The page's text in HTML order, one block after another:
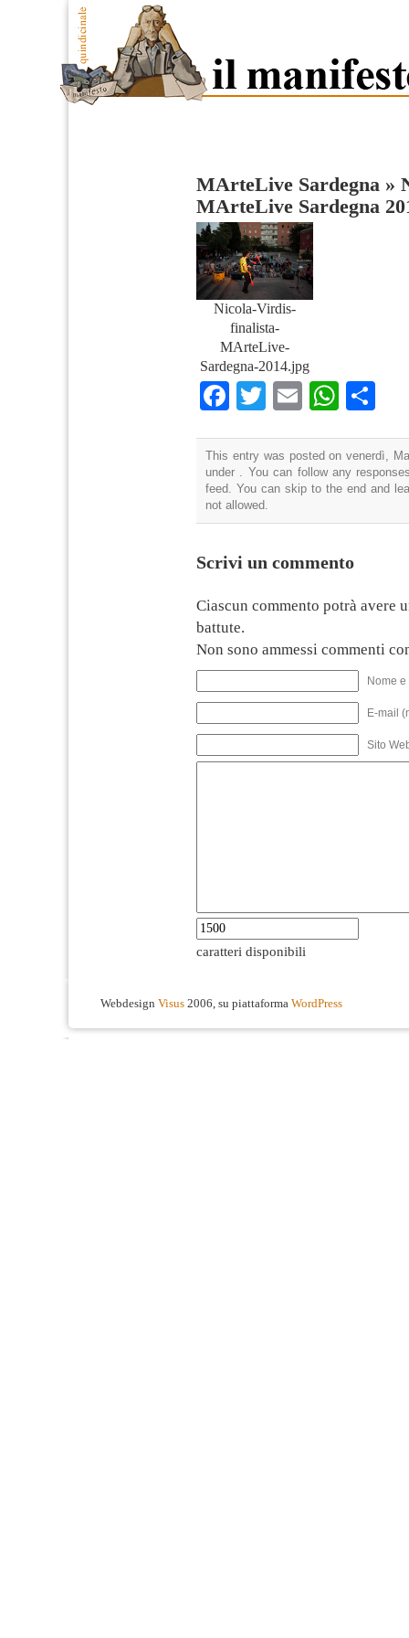
MArteLive Sardegna »
MArteLive Sardegna
Nicola-Virdis-
finalista-
MArteLive-
Sardegna-2014.jpg
Facebook
TwitterEmail
This entry was posted on venerdì,
under . You can follow any
feed. You can skip to the end and
not allowed.
Scrivi un commento
Ciascun commento potrà avere
battute.
Non sono ammessi commenti
Nome
E-mail
Sito
caratteri disponibili
Webdesign Visus 2006, su piattaforma WordPress